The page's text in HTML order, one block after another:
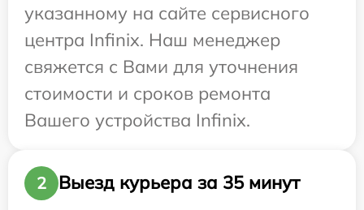
указанному на сайте сервисного
центра Infinix. Наш менеджер
свяжется с Вами для уточнения
стоимости и сроков ремонта
Вашего устройства Infinix.
2
Выезд курьера за 35 минут